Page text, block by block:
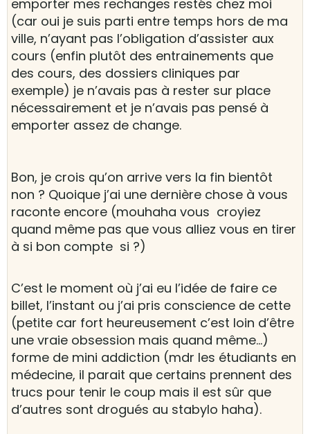
emporter mes rechanges restés chez moi
(car oui je suis parti entre temps hors de ma
ville, n’ayant pas l’obligation d’assister aux
cours (enfin plutôt des entrainements que
des cours, des dossiers cliniques par
exemple) je n’avais pas à rester sur place
nécessairement et je n’avais pas pensé à
emporter assez de change.
Bon, je crois qu’on arrive vers la fin bientôt
non ? Quoique j’ai une dernière chose à vous
raconte encore (mouhaha vous croyiez
quand même pas que vous alliez vous en tirer
à si bon compte si ?)
C’est le moment où j’ai eu l’idée de faire ce
billet, l’instant ou j’ai pris conscience de cette
(petite car fort heureusement c’est loin d’être
une vraie obsession mais quand même…)
forme de mini addiction (mdr les étudiants en
médecine, il parait que certains prennent des
trucs pour tenir le coup mais il est sûr que
d’autres sont drogués au stabylo haha).